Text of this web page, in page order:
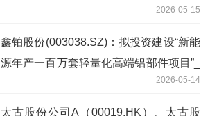
2026-05-15
鑫铂股份(003038.SZ)：拟投资建设“新能
源年产一百万套轻量化高端铝部件项目”_
2026-05-14
太古股份公司A（00019.HK）、太古股